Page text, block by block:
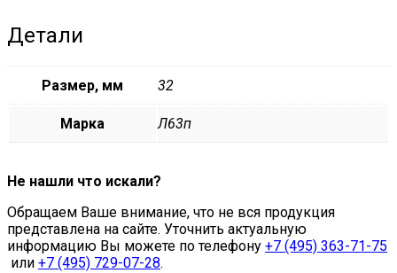
Детали
Размер, мм 32
Марка Л63п
Не нашли что искали?
Обращаем Ваше внимание, что не вся продукция
представлена на сайте. Уточнить актуальную
информацию Вы можете по телефону +7 (495) 363-71-75
или +7 (495) 729-07-28.